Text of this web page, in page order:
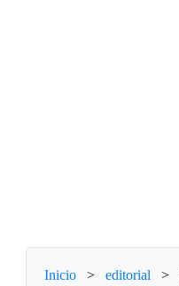
Inicio > editorial >